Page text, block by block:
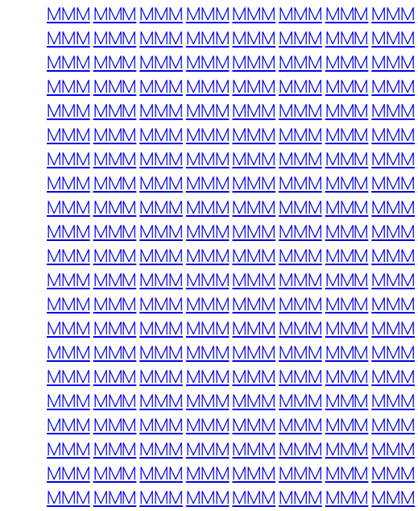
MMM MMM MMM MMMMMM MMM MMM MMM
MMM MMM MMM MMMMMM MMM MMM MMM
MMM MMM MMM MMMMMM MMM MMM MMM
MMM MMM MMM MMMMMM MMM MMM MMM
MMM MMM MMM MMMMMM MMM MMM MMM
MMM MMM MMM MMMMMM MMM MMM MMM
MMM MMM MMM MMMMMM MMM MMM MMM
MMM MMM MMM MMMMMM MMM MMM MMM
MMM MMM MMM MMMMMM MMM MMM MMM
MMM MMM MMM MMMMMM MMM MMM MMM
MMM MMM MMM MMMMMM MMM MMM MMM
MMM MMM MMM MMMMMM MMM MMM MMM
MMM MMM MMM MMMMMM MMM MMM MMM
MMM MMM MMM MMMMMM MMM MMM MMM
MMM MMM MMM MMMMMM MMM MMM MMM
MMM MMM MMM MMMMMM MMM MMM MMM
MMM MMM MMM MMMMMM MMM MMM MMM
MMM MMM MMM MMMMMM MMM MMM MMM
MMM MMM MMM MMMMMM MMM MMM MMM
MMM MMM MMM MMMMMM MMM MMM MMM
MMM MMM MMM MMMMMM MMM MMM MMM